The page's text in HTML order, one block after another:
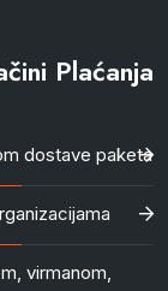
Plaćanja
dostave paketa
virmanom,